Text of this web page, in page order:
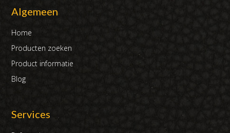
Algemeen
Home
Producten zoeken
Product informatie
Blog
Services